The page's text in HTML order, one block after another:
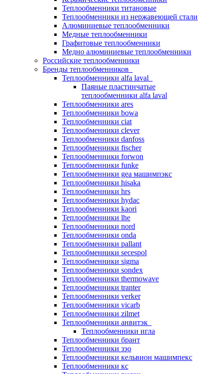
Теплообменники титановые
Теплообменники из нержавеющей стали
Алюминиевые теплообменники
Медные теплообменники
Графитовые теплообменники
Медно алюминиевые теплообменники
Российские теплообменники
Бренды теплообменников
Теплообменники alfa laval
Паяные пластинчатые
теплообменники alfa laval
Теплообменники ares
Теплообменники bowa
Теплообменники ciat
Теплообменники clever
Теплообменники danfoss
Теплообменники fischer
Теплообменники forwon
Теплообменники funke
Теплообменники gea машимпэкс
Теплообменники hisaka
Теплообменники hrs
Теплообменники hydac
Теплообменники kaori
Теплообменники lhe
Теплообменники nord
Теплообменники onda
Теплообменники pallant
Теплообменники secespol
Теплообменники sigma
Теплообменники sondex
Теплообменники thermowave
Теплообменники tranter
Теплообменники verker
Теплообменники vicarb
Теплообменники zilmet
Теплообменники анвитэк
Теплообменники игла
Теплообменники брант
Теплообменники зэо
Теплообменники кельвион машимпекс
Теплообменники кс